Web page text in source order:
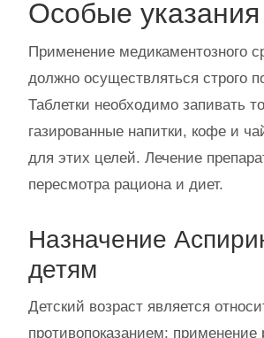
Особые указания
Применение медикаментозного
должно осуществляться строго
Таблетки необходимо запивать
газированные напитки, кофе и
для этих целей. Лечение
пересмотра рациона и диет.
Назначение
детям
Детский возраст является
противопоказанием; применение